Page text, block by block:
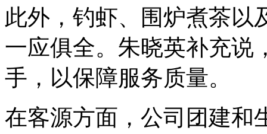
此外，钓虾、围炉煮茶以
一应俱全。朱晓英补充说
手，以保障服务质量。
在客源方面，公司团建和